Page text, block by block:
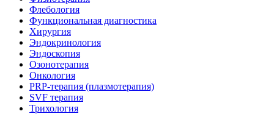
Флебология
Функциональная диагностика
Хирургия
Эндокринология
Эндоскопия
Озонотерапия
Онкология
PRP-терапия (плазмотерапия)
SVF терапия
Трихология